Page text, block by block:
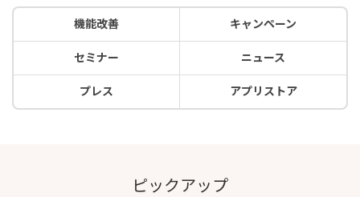
機能改善 キャンペーン
セミナー ニュース
プレス アプリストア
ピックアップ